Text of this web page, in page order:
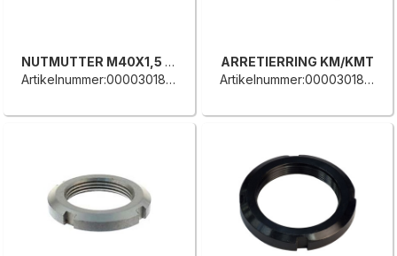
NUTMUTTER M40X1,5 KM8
Artikelnummer:0000301872D
ARRETIERRING KM/KMT
Artikelnummer:0000301871B